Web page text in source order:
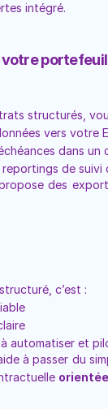
intégré.
structurés,
vers votre
dans un
de suivi
des
c’est :
automatiser et
à passer du